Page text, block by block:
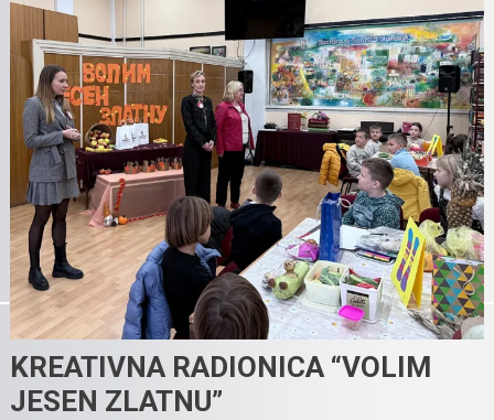
KREATIVNA RADIONICA “VOLIM
JESEN ZLATNU”